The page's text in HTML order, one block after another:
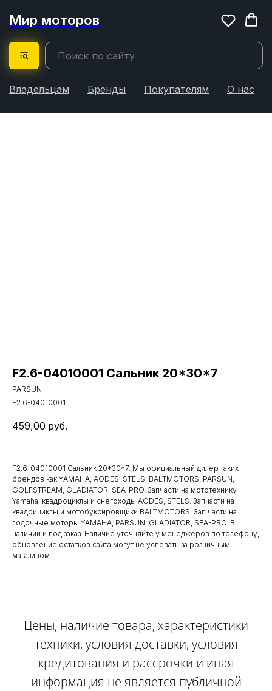
Мир моторов
Владельцам Бренды Покупателям О нас
F2.6-04010001 Сальник 20*30*7
PARSUN
F2.6-04010001
459,00 руб.
F2.6-04010001 Сальник 20*30*7. Мы официальный дилер таких
брендов как YAMAHA, AODES, STELS, BALTMOTORS, PARSUN,
GOLFSTREAM, GLADIATOR, SEA-PRO. Запчасти на мототехнику
Yamaha, квадроциклы и снегоходы AODES, STELS. Запчасти на
квадрициклы и мотобуксировщики BALTMOTORS. Зап части на
лодочные моторы YAMAHA, PARSUN, GLADIATOR, SEA-PRO. В
наличии и под заказ. Наличие уточняйте у менеджеров по телефону,
обновление остатков сайта могут не успевать за розничным
магазином.
Цены, наличие товара, характеристики
техники, условия доставки, условия
кредитования и рассрочки и иная
информация не является публичной